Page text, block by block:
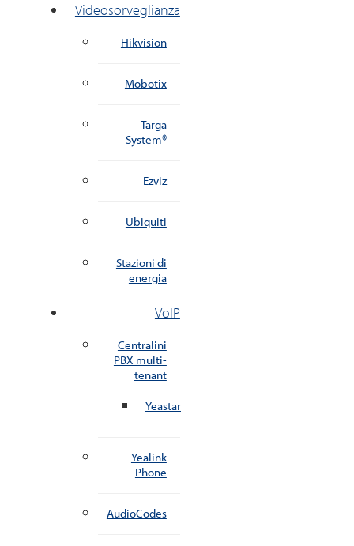
Videosorveglianza
Hikvision
Mobotix
Targa
System®
Ezviz
Ubiquiti
Stazioni di
energia
VoIP
Centralini
PBX multi-
tenant
Yeastar
Yealink
Phone
AudioCodes